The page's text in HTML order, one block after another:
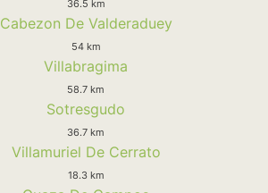
36.5 km
Cabezon De Valderaduey
54 km
Villabragima
58.7 km
Sotresgudo
36.7 km
Villamuriel De Cerrato
18.3 km